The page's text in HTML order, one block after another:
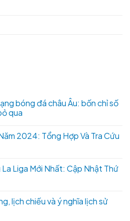
bóng đá châu Âu: bốn chỉ số
qua
2024: Tổng Hợp Và Tra Cứu
Liga Mới Nhất: Cập Nhật Thứ
lịch chiếu và ý nghĩa lịch sử